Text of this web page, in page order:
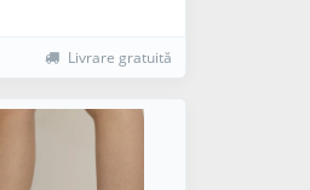
Livrare gratuită